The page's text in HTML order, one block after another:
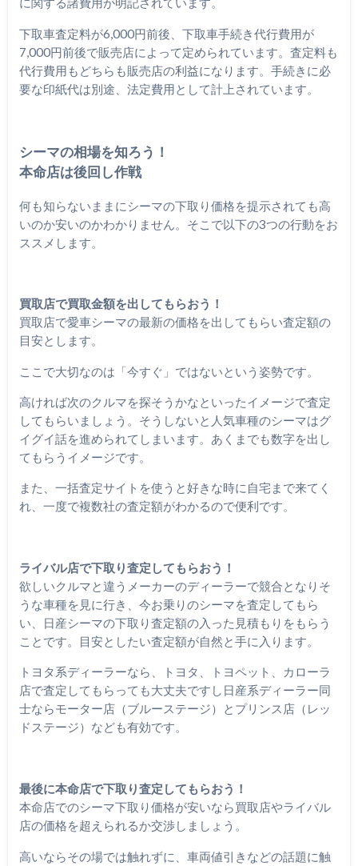
下取車査定料が6,000円前後、下取車手続き代行費用が
7,000円前後で販売店によって定められています。査定料も
代行費用もどちらも販売店の利益になります。手続きに必
要な印紙代は別途、法定費用として計上されています。
シーマの相場を知ろう！
本命店は後回し作戦
何も知らないままにシーマの下取り価格を提示されても高
いのか安いのかわかりません。そこで以下の3つの行動をお
ススメします。
買取店で買取金額を出してもらおう！
買取店で愛車シーマの最新の価格を出してもらい査定額の
目安とします。
ここで大切なのは「今すぐ」ではないという姿勢です。
高ければ次のクルマを探そうかなといったイメージで査定
してもらいましょう。そうしないと人気車種のシーマはグ
イグイ話を進められてしまいます。あくまでも数字を出し
てもらうイメージです。
また、一括査定サイトを使うと好きな時に自宅まで来てく
れ、一度で複数社の査定額がわかるので便利です。
ライバル店で下取り査定してもらおう！
欲しいクルマと違うメーカーのディーラーで競合となりそ
うな車種を見に行き、今お乗りのシーマを査定してもら
い、日産シーマの下取り査定額の入った見積もりをもらう
ことです。目安としたい査定額が自然と手に入ります。
トヨタ系ディーラーなら、トヨタ、トヨペット、カローラ
店で査定してもらっても大丈夫ですし日産系ディーラー同
士ならモーター店（ブルーステージ）とプリンス店（レッ
ドステージ）なども有効です。
最後に本命店で下取り査定してもらおう！
本命店でのシーマ下取り価格が安いなら買取店やライバル
店の価格を超えられるか交渉しましょう。
高いならその場では触れずに、車両値引きなどの話題に触